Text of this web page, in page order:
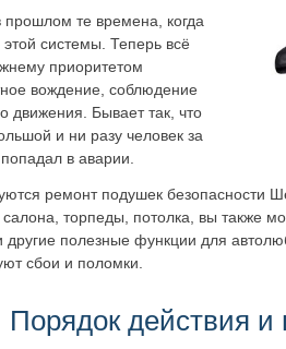
прошлом те времена, когда
системы. Теперь всё
приоритетом
вождение, соблюдение
движения. Бывает так, что
и ни разу человек за
в аварии.
ремонт подушек безопасности
торпеды, потолка, вы также
полезные функции для
сбои и поломки.
Порядок действия и